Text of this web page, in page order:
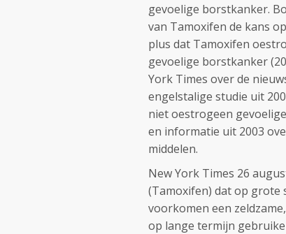
gevoelige borstkanker.
van Tamoxifen de kans
plus dat Tamoxifen
gevoelige borstkanker
York Times over de
engelstalige studie uit
niet oestrogeen
en informatie uit 2003
middelen.
New York Times 26
(Tamoxifen) dat op
voorkomen een
op lange termijn